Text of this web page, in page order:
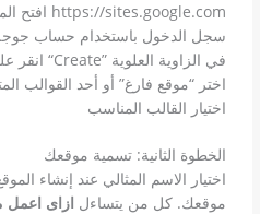
افتح المتصفح وتوجه إلى https://sites.google.com
سجل الدخول باستخدام حساب
انقر على زر “إنشاء” أو “Create” في الزاوية العلوية
اختر “موقع فارغ” أو أحد القوالب
اختيار القالب المناسب
الخطوة الثانية: تسمية موقعك
اختيار الاسم المثالي عند إنشاء
موقعك. كل من يتساءل ازاى